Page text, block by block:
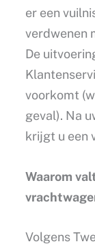
er een
verdwenen
De
voorkomt
geval). Na
krijgt u een
Waarom
Volgens